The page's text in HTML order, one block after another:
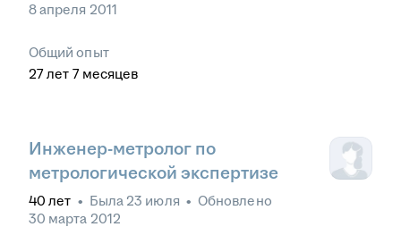
8 апреля 2011
Общий опыт
27лет 7 месяцев
Инженер-метролог по
метрологической экспертизе
40 лет • Была 23 июля • Обновлено
30 марта 2012